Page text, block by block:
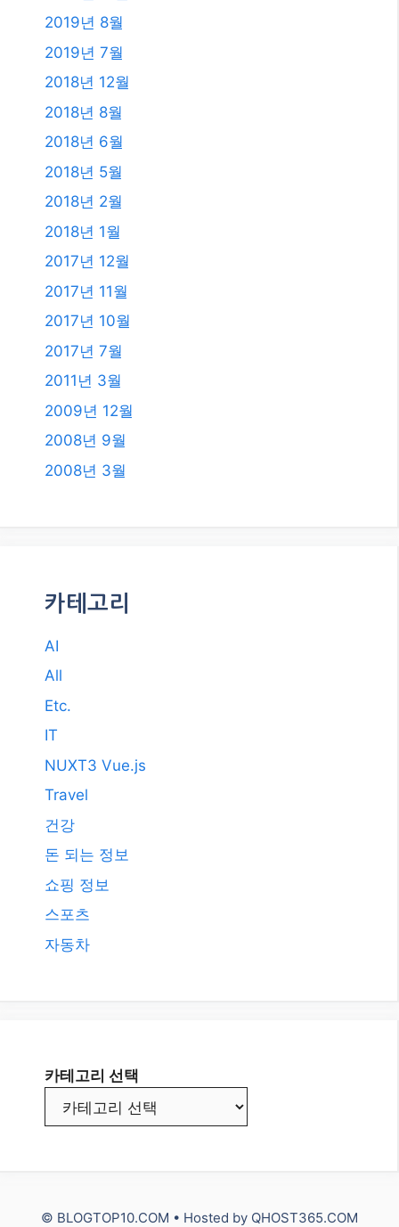
2019년 8월
2019년 7월
2018년 12월
2018년 8월
2018년 6월
2018년 5월
2018년 2월
2018년 1월
2017년 12월
2017년 11월
2017년 10월
2017년 7월
2011년 3월
2009년 12월
2008년 9월
2008년 3월
카테고리
AI
All
Etc.
IT
NUXT3 Vue.js
Travel
건강
돈 되는 정보
쇼핑 정보
스포츠
자동차
카테고리 선택
© BLOGTOP10.COM • Hosted by QHOST365.COM